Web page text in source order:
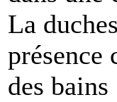
La
présence
des